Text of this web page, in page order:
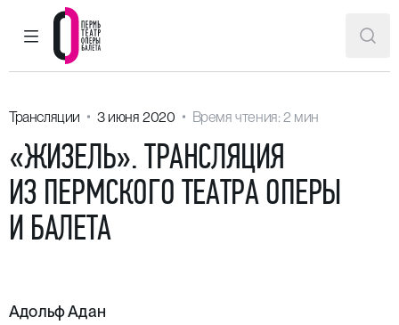
ГЛАВНОЕ МЕНЮ
Пермский театр оперы и балета
Трансляции 3 июня 2020 Время чтения: 2 мин
«ЖИЗЕЛЬ». ТРАНСЛЯЦИЯ
ИЗ ПЕРМСКОГО ТЕАТРА ОПЕРЫ
И БАЛЕТА
Адольф Адан